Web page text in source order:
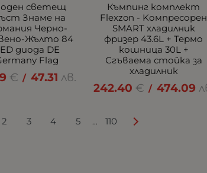
светещ
Знаме на
Черно-
Жълто 84
диода DE
Flag
€ / 47.31 лв.
Къмпинг комплект
Flexzon - Kомпресорен
SMART хладилник
фризер 43.6L + Термо
кошница 30L +
Сгъваема стойка за
хладилник
242.40 € / 474.09
2 3 4 5 ... 110